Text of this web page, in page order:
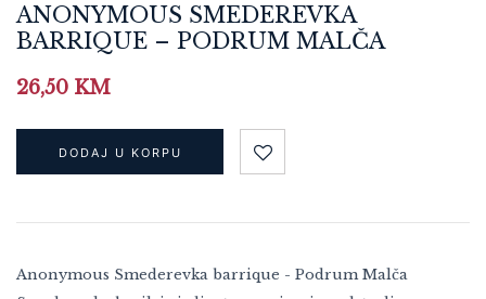
ANONYMOUS SMEDEREVKA
BARRIQUE – PODRUM MALČA
26,50 KM
DODAJ U KORPU
Anonymous Smederevka barrique - Podrum Malča